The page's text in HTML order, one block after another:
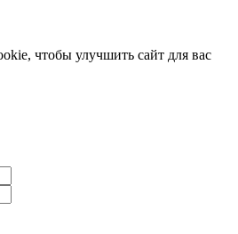
чтобы улучшить сайт для вас